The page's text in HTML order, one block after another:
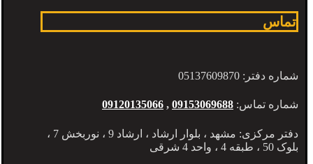
تماس
شماره دفتر: 05137609870
شماره تماس: 09153069688
,
09120135066
دفتر مرکزی: مشهد ، بلوار ارشاد ، ارشاد 9 ، نوربخش 7 ،
بلوک 50 ، طبقه 4 ، واحد 4 شرقی